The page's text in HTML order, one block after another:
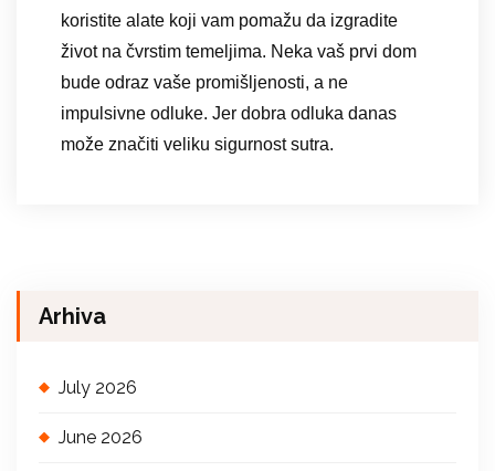
koristite alate koji vam pomažu da izgradite
život na čvrstim temeljima. Neka vaš prvi dom
bude odraz vaše promišljenosti, a ne
impulsivne odluke. Jer dobra odluka danas
može značiti veliku sigurnost sutra.
Arhiva
July 2026
June 2026